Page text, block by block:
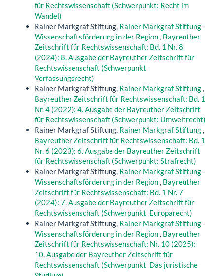
für Rechtswissenschaft (Schwerpunkt: Recht im
Wandel)
Rainer Markgraf Stiftung, Rainer Markgraf Stiftung -
Wissenschaftsförderung in der Region, Bayreuther
Zeitschrift für Rechtswissenschaft: Bd. 1 Nr. 8
(2024): 8. Ausgabe der Bayreuther Zeitschrift für
Rechtswissenschaft (Schwerpunkt:
Verfassungsrecht)
Rainer Markgraf Stiftung, Rainer Markgraf Stiftung,
Bayreuther Zeitschrift für Rechtswissenschaft: Bd. 1
Nr. 4 (2022): 4. Ausgabe der Bayreuther Zeitschrift
für Rechtswissenschaft (Schwerpunkt: Umweltrecht)
Rainer Markgraf Stiftung, Rainer Markgraf Stiftung,
Bayreuther Zeitschrift für Rechtswissenschaft: Bd. 1
Nr. 6 (2023): 6. Ausgabe der Bayreuther Zeitschrift
für Rechtswissenschaft (Schwerpunkt: Strafrecht)
Rainer Markgraf Stiftung, Rainer Markgraf Stiftung -
Wissenschaftsförderung in der Region, Bayreuther
Zeitschrift für Rechtswissenschaft: Bd. 1 Nr. 7
(2024): 7. Ausgabe der Bayreuther Zeitschrift für
Rechtswissenschaft (Schwerpunkt: Europarecht)
Rainer Markgraf Stiftung, Rainer Markgraf Stiftung -
Wissenschaftsförderung in der Region, Bayreuther
Zeitschrift für Rechtswissenschaft: Nr. 10 (2025):
10. Ausgabe der Bayreuther Zeitschrift für
Rechtswissenschaft (Schwerpunkt: Das juristische